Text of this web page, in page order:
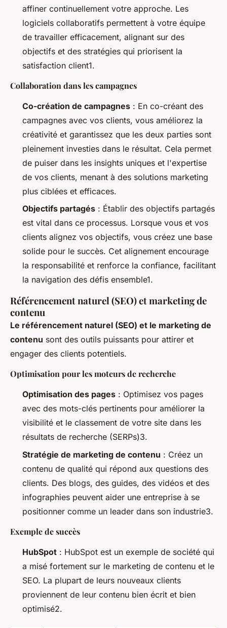
affiner continuellement votre approche. Les
logiciels collaboratifs permettent à votre équipe
de travailler efficacement, alignant sur des
objectifs et des stratégies qui priorisent la
satisfaction client1.
Collaboration dans les campagnes
Co-création de campagnes : En co-créant des
campagnes avec vos clients, vous améliorez la
créativité et garantissez que les deux parties sont
pleinement investies dans le résultat. Cela permet
de puiser dans les insights uniques et l'expertise
de vos clients, menant à des solutions marketing
plus ciblées et efficaces.
Objectifs partagés : Établir des objectifs partagés
est vital dans ce processus. Lorsque vous et vos
clients alignez vos objectifs, vous créez une base
solide pour le succès. Cet alignement encourage
la responsabilité et renforce la confiance, facilitant
la navigation des défis ensemble1.
Référencement naturel (SEO) et marketing de
contenu
Le référencement naturel (SEO) et le marketing de
contenu sont des outils puissants pour attirer et
engager des clients potentiels.
Optimisation pour les moteurs de recherche
Optimisation des pages : Optimisez vos pages
avec des mots-clés pertinents pour améliorer la
visibilité et le classement de votre site dans les
résultats de recherche (SERPs)3.
Stratégie de marketing de contenu : Créez un
contenu de qualité qui répond aux questions des
clients. Des blogs, des guides, des vidéos et des
infographies peuvent aider une entreprise à se
positionner comme un leader dans son industrie3.
Exemple de succès
HubSpot : HubSpot est un exemple de société qui
a misé fortement sur le marketing de contenu et le
SEO. La plupart de leurs nouveaux clients
proviennent de leur contenu bien écrit et bien
optimisé2.